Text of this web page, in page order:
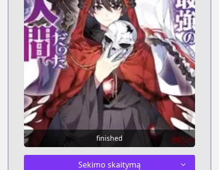
finished
Sekimo skaitymą